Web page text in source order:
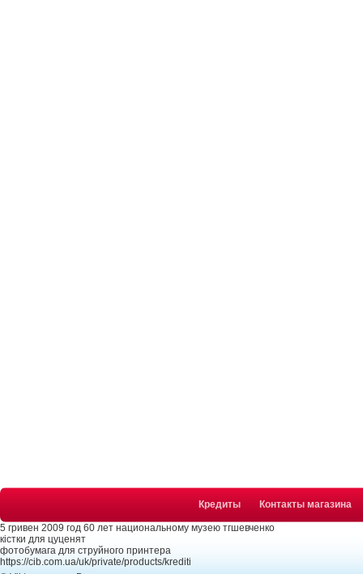
Кредиты Контакты магазина
5 гривен 2009 год 60 лет национальному музею тгшевченко
кістки для цуценят
фотобумага для струйного принтера
https://cib.com.ua/uk/private/products/krediti